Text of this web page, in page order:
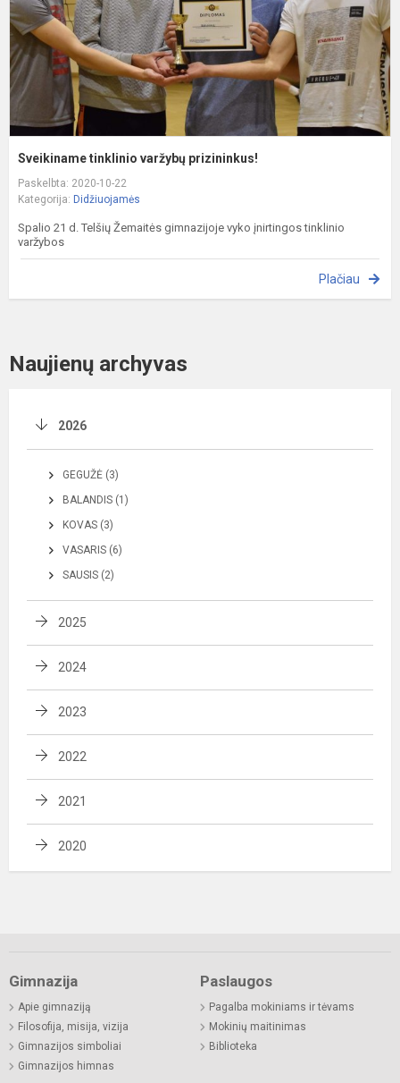
Sveikiname tinklinio varžybų prizininkus!
Paskelbta: 2020-10-22
Kategorija: Didžiuojamės
Spalio 21 d. Telšių Žemaitės gimnazijoje vyko įnirtingos tinklinio
varžybos
Plačiau
Naujienų archyvas
2026
GEGUŽĖ (3)
BALANDIS (1)
KOVAS (3)
VASARIS (6)
SAUSIS (2)
2025
2024
2023
2022
2021
2020
Gimnazija
Apie gimnaziją
Filosofija, misija, vizija
Gimnazijos simboliai
Gimnazijos himnas
Paslaugos
Pagalba mokiniams ir tėvams
Mokinių maitinimas
Biblioteka